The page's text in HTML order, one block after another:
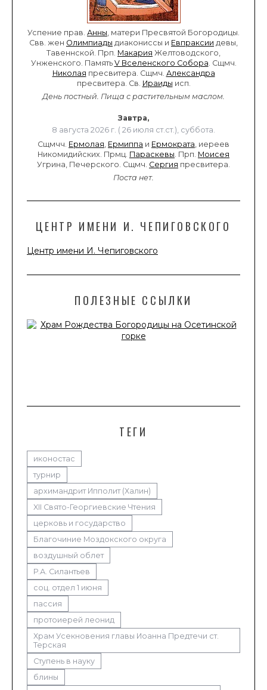
Успение прав. Анны, матери Пресвятой Богородицы.
Свв. жен Олимпиады диакониссы и Евпраксии девы,
Тавеннской. Прп. Макария Желтоводского,
Унженского. Память V Вселенского Собора. Сщмч.
Николая пресвитера. Сщмч. Александра
пресвитера. Св. Ираиды исп.
День постный. Пища с растительным маслом.
Завтра,
8 августа 2026 г. ( 26 июля ст.ст.), суббота.
Сщмчч. Ермолая, Ермиппа и Ермократа, иереев
Никомидийских. Прмц. Параскевы. Прп. Моисея
Угрина, Печерского. Сщмч. Сергия пресвитера.
Поста нет.
ЦЕНТР ИМЕНИ И. ЧЕПИГОВСКОГО
Центр имени И. Чепиговского
ПОЛЕЗНЫЕ ССЫЛКИ
ТЕГИ
иконостас
турнир
архимандрит Ипполит (Халин)
XII Свято-Георгиевские Чтения
церковь и государство
Благочиние Моздокского округа
воздушный облет
Р.А. Силантьев
соц. отдел 1 июня
пассия
протоиерей леонид
Храм Усекновения главы Иоанна Предтечи ст.
Терская
Ступень в науку
блины